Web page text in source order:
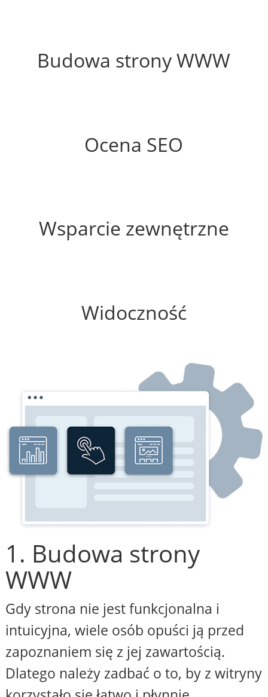
Budowa strony WWW
Ocena SEO
Wsparcie zewnętrzne
Widoczność
1. Budowa strony
WWW
Gdy strona nie jest funkcjonalna i
intuicyjna, wiele osób opuści ją przed
zapoznaniem się z jej zawartością.
Dlatego należy zadbać o to, by z witryny